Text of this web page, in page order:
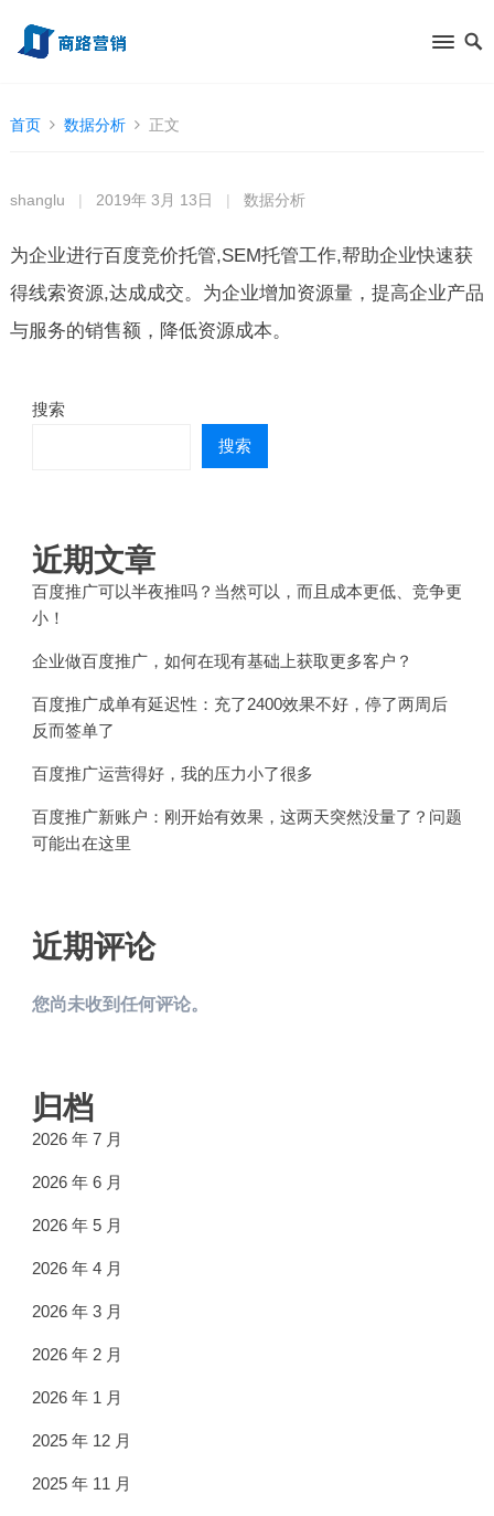
首页 数据分析 正文
shanglu 2019年 3月 13日 数据分析
为企业进行百度竞价托管,SEM托管工作,帮助企业快速获
得线索资源,达成成交。为企业增加资源量，提高企业产品
与服务的销售额，降低资源成本。
搜索
搜索
近期文章
百度推广可以半夜推吗？当然可以，而且成本更低、竞争更
小！
企业做百度推广，如何在现有基础上获取更多客户？
百度推广成单有延迟性：充了2400效果不好，停了两周后
反而签单了
百度推广运营得好，我的压力小了很多
百度推广新账户：刚开始有效果，这两天突然没量了？问题
可能出在这里
近期评论
您尚未收到任何评论。
归档
2026 年 7 月
2026 年 6 月
2026 年 5 月
2026 年 4 月
2026 年 3 月
2026 年 2 月
2026 年 1 月
2025 年 12 月
2025 年 11 月